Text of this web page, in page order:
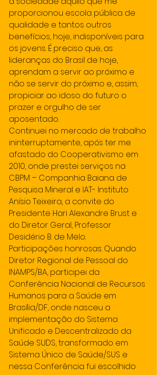
proporcionou escola pública de
qualidade e tantos outros
benefícios, hoje, indisponíveis para
os jovens. É preciso que, as
lideranças do Brasil de hoje,
aprendam a servir ao próximo e
não se servir do próximo e, assim,
propiciar ao idoso do futuro o
prazer e orgulho de ser
aposentado.
Continuei no mercado de trabalho
ininterruptamente, após ter me
afastado do Cooperativismo em
2010, onde prestei serviços na
CBPM – Companhia Baiana de
Pesquisa Mineral e IAT- Instituto
Anísio Teixeira, a convite do
Presidente Hari Alexandre Brust e
do Diretor Geral, Professor
Desidério B. de Melo.
Participações honrosas: Quando
Diretor Regional de Pessoal do
INAMPS/BA, participei da
Conferência Nacional de Recursos
Humanos para a Saúde em
Brasília/DF, onde nasceu a
implementação do Sistema
Unificado e Descentralizado da
Saúde SUDS, transformado em
Sistema Único de Saúde/SUS e
nessa Conferência fui escolhido